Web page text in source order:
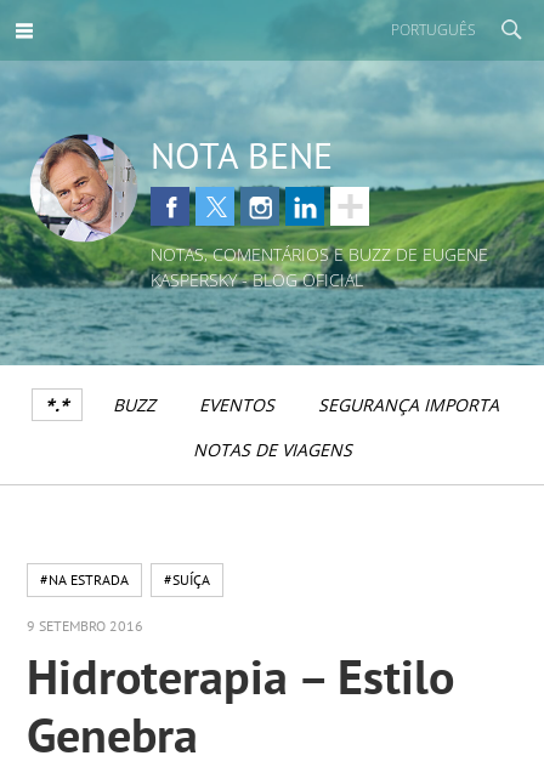
PORTUGUÊS
NOTA BENE
NOTAS, COMENTÁRIOS E BUZZ DE EUGENE
KASPERSKY - BLOG OFICIAL
*.* BUZZ EVENTOS
SEGURANÇA IMPORTA
NOTAS DE VIAGENS
#NA ESTRADA #SUÍÇA
9 SETEMBRO 2016
Hidroterapia – Estilo
Genebra